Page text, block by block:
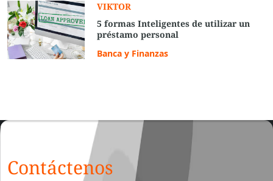
VIKTOR
5 formas Inteligentes de utilizar un
préstamo personal
Banca y Finanzas
Contáctenos